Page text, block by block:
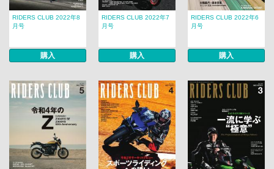
RIDERS CLUB 2022年8
月号
購入
RIDERS CLUB 2022年7
月号
購入
RIDERS CLUB 2022年6
月号
購入